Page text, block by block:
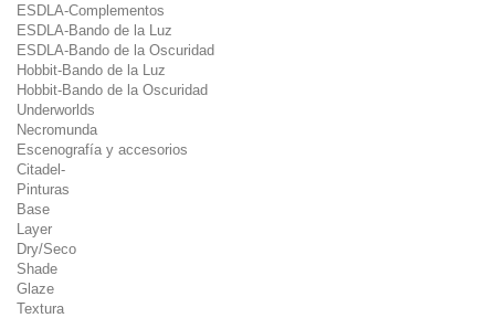
ESDLA-Complementos
ESDLA-Bando de la Luz
ESDLA-Bando de la Oscuridad
Hobbit-Bando de la Luz
Hobbit-Bando de la Oscuridad
Underworlds
Necromunda
Escenografía y accesorios
Citadel-
Pinturas
Base
Layer
Dry/Seco
Shade
Glaze
Textura